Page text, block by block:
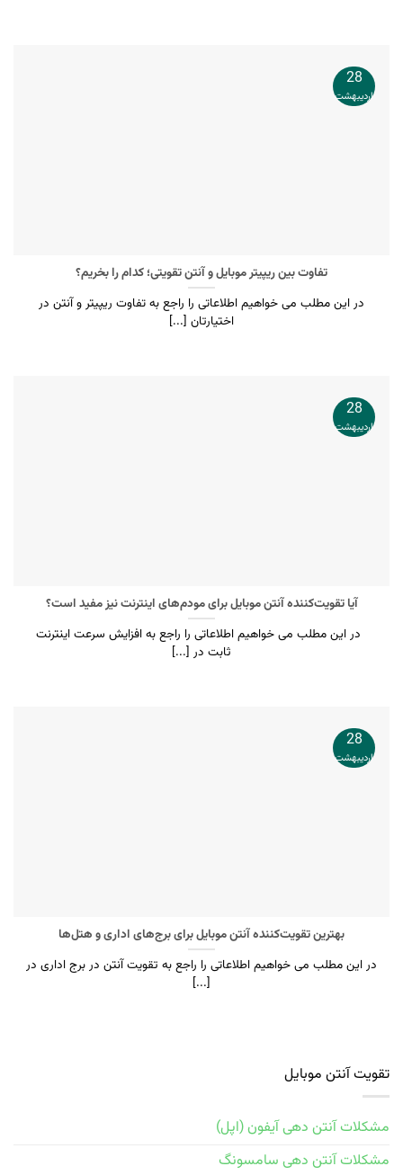
تفاوت بین ریپیتر موبایل و آنتن تقویتی؛ کدام را بخریم؟
در این مطلب می خواهیم اطلاعاتی را راجع به تفاوت ریپیتر و آنتن در
اختیارتان [...]
28
اردیبهشت
آیا تقویت‌کننده آنتن موبایل برای مودم‌های اینترنت نیز مفید است؟
در این مطلب می خواهیم اطلاعاتی را راجع به افزایش سرعت اینترنت
ثابت در [...]
28
اردیبهشت
بهترین تقویت‌کننده آنتن موبایل برای برج‌های اداری و هتل‌ها
در این مطلب می خواهیم اطلاعاتی را راجع به تقویت آنتن در برج اداری در
[...]
28
اردیبهشت
تقویت آنتن موبایل
مشکلات آنتن دهی آیفون (اپل)
مشکلات آنتن دهی سامسونگ